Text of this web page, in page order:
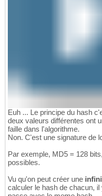
Euh ... Le principe du hash
deux valeurs différentes ont
faille dans l'algorithme.
Non. C'est une signature de
Par exemple, MD5 = 128
possibles.
Vu qu'on peut créer une
calculer le hash de chacun,